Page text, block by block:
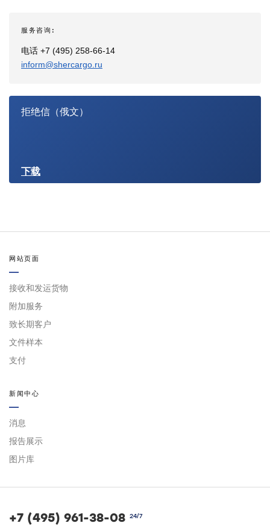
服务咨询:
电话 +7 (495) 258-66-14
inform@shercargo.ru
拒绝信（俄文）
下载
网站页面
接收和发运货物
附加服务
致长期客户
文件样本
支付
新闻中心
消息
报告展示
图片库
+7 (495) 961-38-08 24/7